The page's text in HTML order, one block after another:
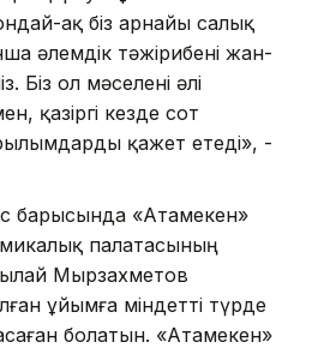
ақ біз арнайы салық
әлемдік тәжірибені жан-
Біз ол мәселені әлі
қазіргі кезде сот
қажет етеді», -
барысында «Атамекен»
палатасының
Мырзахметов
ұйымға міндетті түрде
болатын. «Атамекен»